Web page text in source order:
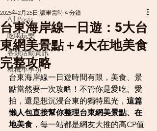
All Posts
吃喝玩樂
各類活動資訊
租機車事項
台東海岸線一日遊：5大台
東網美景點＋4大在地美食
完整攻略
2025年2月25日 讀畢需時 4 分鐘
台東海岸線一日遊時間有限，美食、景
點當然要一次攻略！不管你是愛吃、愛
拍，還是想沉浸台東的獨特風光， 這篇
懶人包直接幫你整理台東網美景點、在
地美食 ，每一站都是網友大推的高CP值